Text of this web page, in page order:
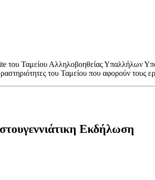
του Ταμείου Αλληλοβοηθείας Υπαλλήλων
του Ταμείου που αφορούν τους
Εκδήλωση